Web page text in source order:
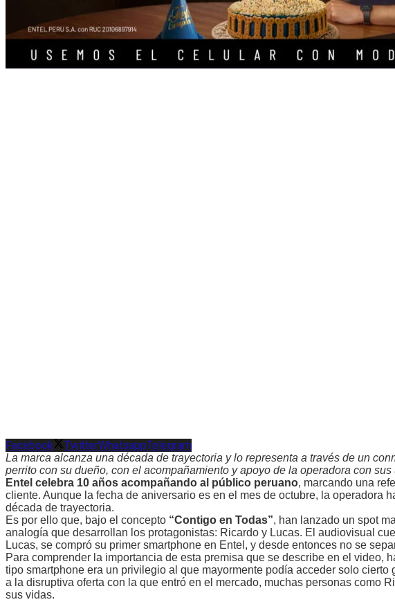
Facebook TwitterWhatsappTelegram
La marca alcanza una década de trayectoria y lo representa a través de un
perrito con su dueño, con el acompañamiento y apoyo de la operadora con sus
Entel celebra 10 años acompañando al público peruano, marcando una
cliente. Aunque la fecha de aniversario es en el mes de octubre, la operadora
década de trayectoria.
Es por ello que, bajo el concepto “Contigo en Todas”, han lanzado un spot
analogía que desarrollan los protagonistas: Ricardo y Lucas. El audiovisual
Lucas, se compró su primer smartphone en Entel, y desde entonces no se
Para comprender la importancia de esta premisa que se describe en el video,
tipo smartphone era un privilegio al que mayormente podía acceder solo
a la disruptiva oferta con la que entró en el mercado, muchas personas como
sus vidas.